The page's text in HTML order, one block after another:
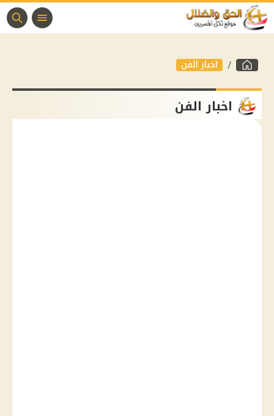
اخبار الفن
اخبار الفن